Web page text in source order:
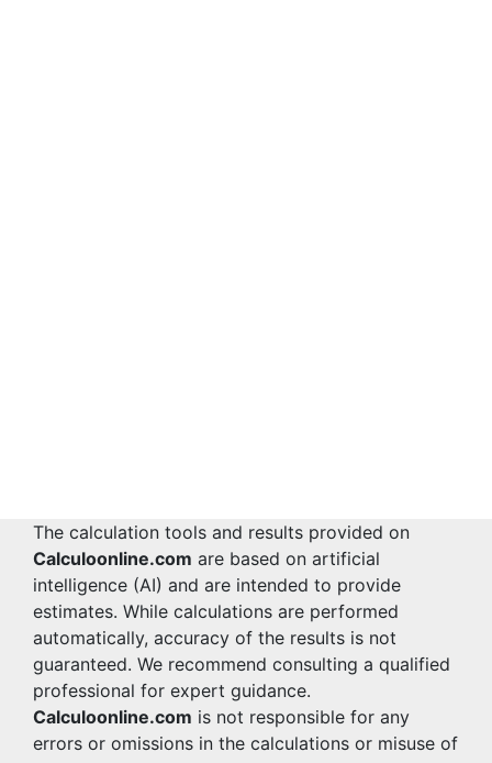
The calculation tools and results provided on
Calculoonline.com are based on artificial
intelligence (AI) and are intended to provide
estimates. While calculations are performed
automatically, accuracy of the results is not
guaranteed. We recommend consulting a qualified
professional for expert guidance.
Calculoonline.com is not responsible for any
errors or omissions in the calculations or misuse of